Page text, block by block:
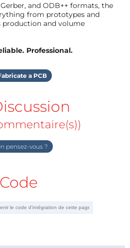
and ODB++ formats, the
from prototypes and
production and volume
Professional.
a PCB
pensez-vous ?
Code